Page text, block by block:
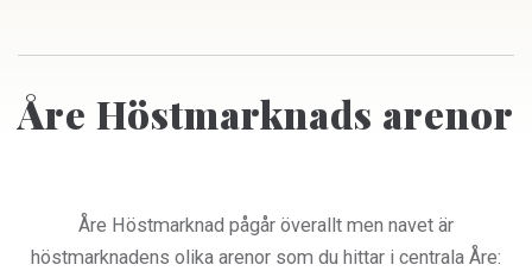
Åre Höstmarknads arenor
Åre Höstmarknad pågår överallt men navet är
höstmarknadens olika arenor som du hittar i centrala Åre: